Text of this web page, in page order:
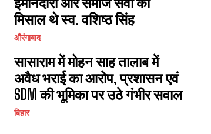
मिसाल थे स्व. वशिष्ठ सिंह
औरंगाबाद
सासाराम में मोहन साह तालाब में
अवैध भराई का आरोप, प्रशासन एवं
SDM की भूमिका पर उठे गंभीर सवाल
बिहार